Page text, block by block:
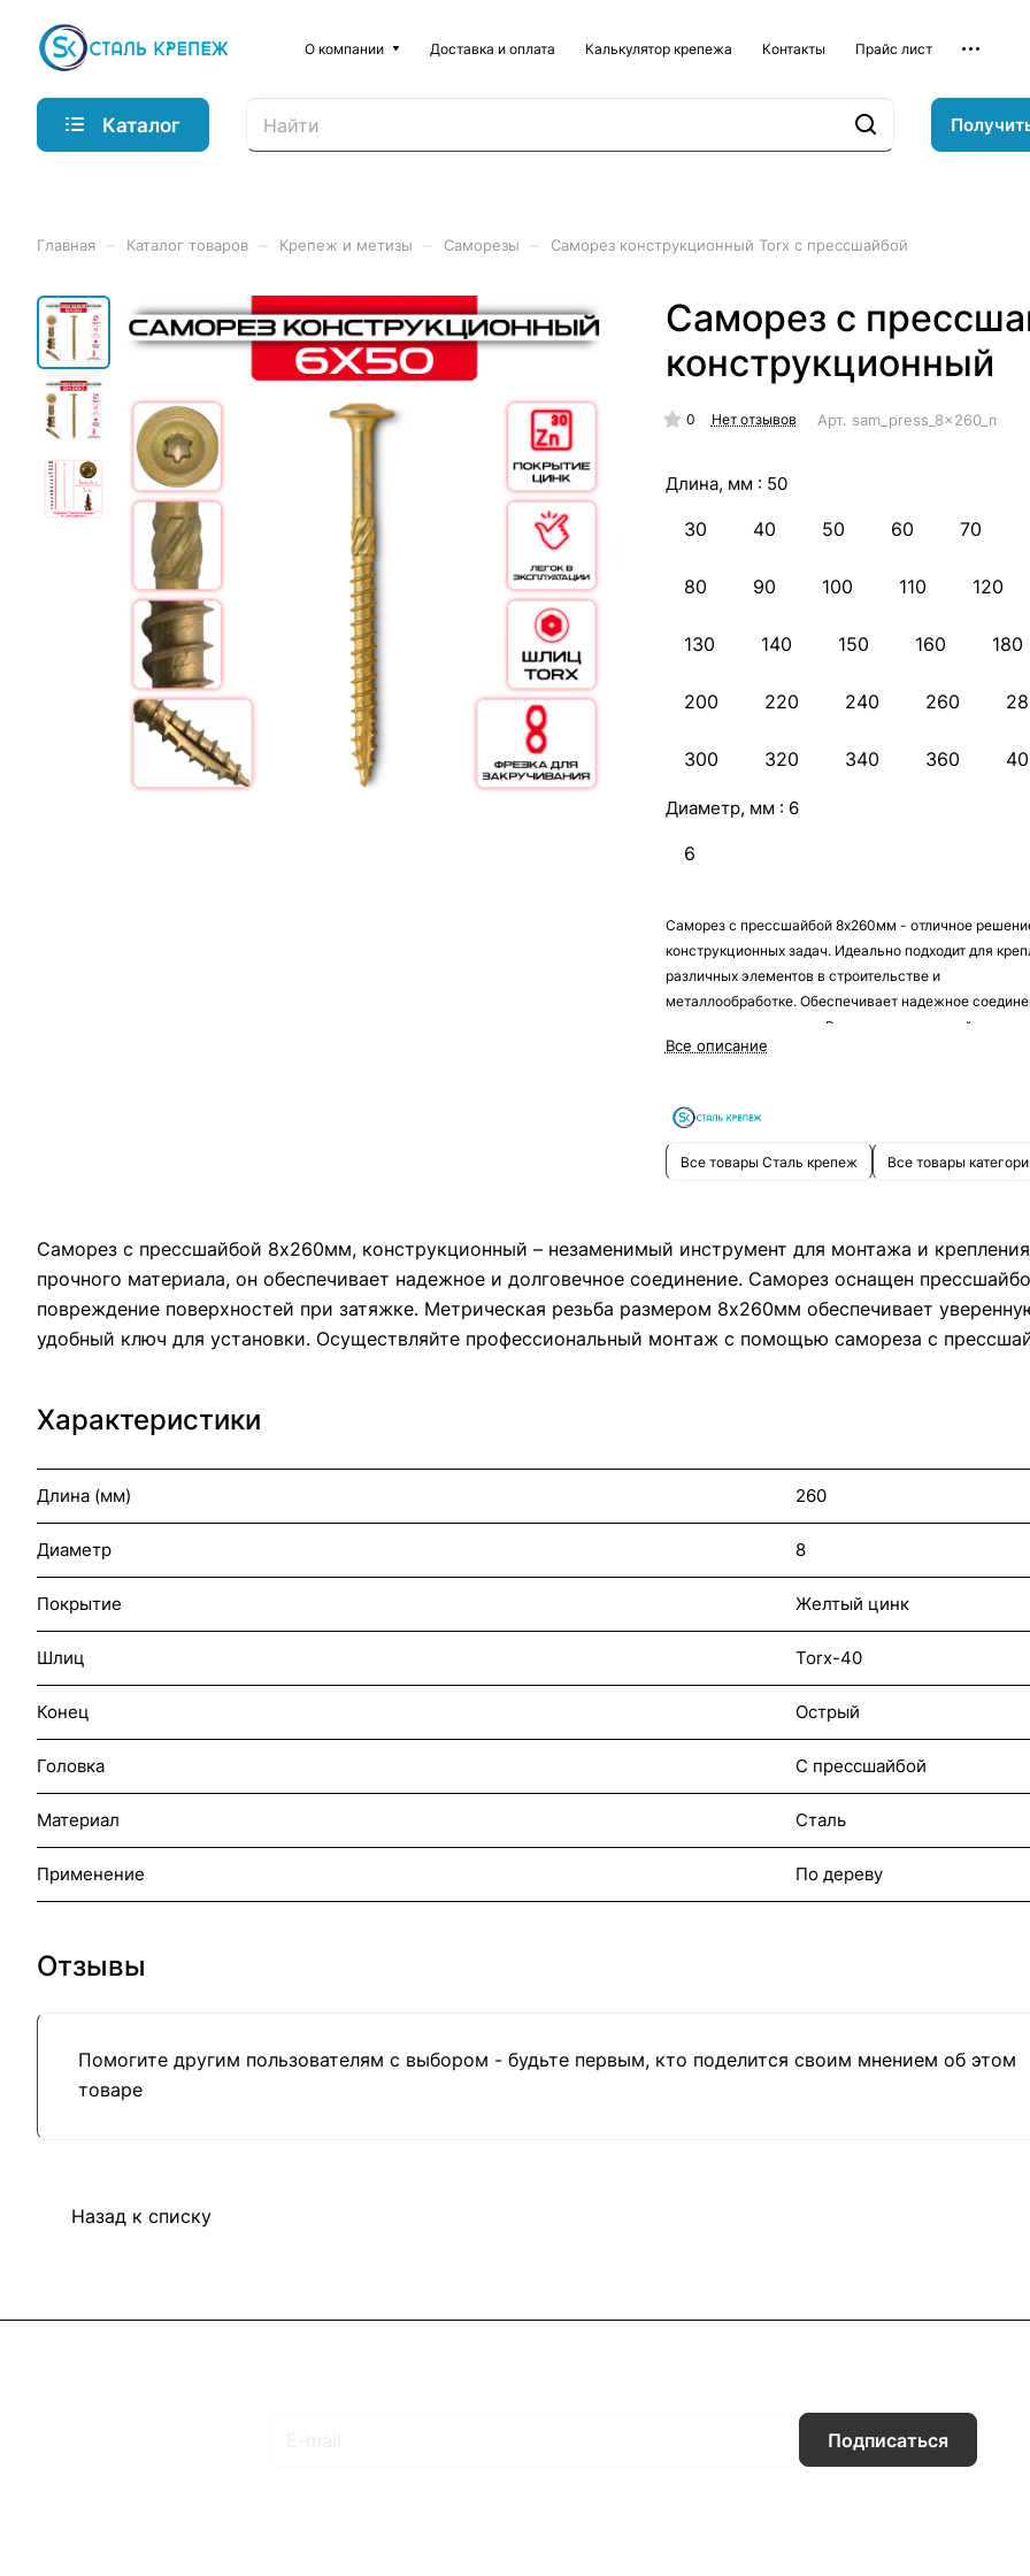
О компании Доставка и оплата Калькулятор крепежа Контакты Прайс лист
Каталог
Главная Каталог товаров Крепеж и метизы Саморезы Саморез конструкционный Torx с прессшайбой
Саморез с
конструкционный
0 Нет отзывов Арт.
Длина, мм : 50
30 40 50 60 70
80 90 100 110 120
130 140 150 160 180
200 220 240 260
300 320 340 360
Диаметр, мм : 6
6
Саморез с прессшайбой 8х260мм - отличное
конструкционных задач. Идеально подходит для
различных элементов в строительстве и
металлообработке. Обеспечивает надежное
защиту от разрушения. Высококачественный
прессшайба обеспечивают долговечность и
Все описание
Все товары Сталь крепеж Все товары
Саморез с прессшайбой 8х260мм, конструкционный – незаменимый инструмент для монтажа и
прочного материала, он обеспечивает надежное и долговечное соединение. Саморез оснащен
повреждение поверхностей при затяжке. Метрическая резьба размером 8х260мм обеспечивает
удобный ключ для установки. Осуществляйте профессиональный монтаж с помощью самореза с
Характеристики
Длина (мм) 260
Диаметр 8
Покрытие Желтый цинк
Шлиц Torx-40
Конец Острый
Головка С прессшайбой
Материал Сталь
Применение По дереву
Отзывы
Помогите другим пользователям с выбором - будьте первым, кто поделится своим мнением об этом
товаре
Назад к списку
Подписаться